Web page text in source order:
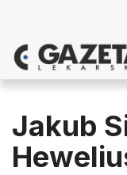
Jakub